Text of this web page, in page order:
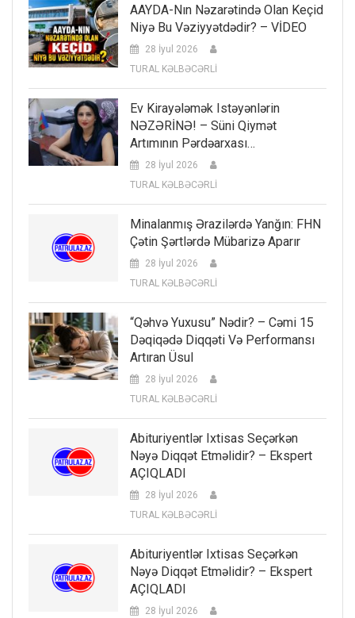
AAYDA-Nın Nəzarətində Olan Keçid
Niyə Bu Vəziyyətdədir? – VİDEO
28 İyul 2026
TURAL KƏLBƏCƏRLİ
Ev Kirayələmək Istəyənlərin
NƏZƏRİNƏ! – Süni Qiymət
Artımının Pərdəarxası…
28 İyul 2026
TURAL KƏLBƏCƏRLİ
Minalanmış Ərazilərdə Yanğın: FHN
Çətin Şərtlərdə Mübarizə Aparır
28 İyul 2026
TURAL KƏLBƏCƏRLİ
“Qəhvə Yuxusu” Nədir? – Cəmi 15
Dəqiqədə Diqqəti Və Performansı
Artıran Üsul
28 İyul 2026
TURAL KƏLBƏCƏRLİ
Abituriyentlər Ixtisas Seçərkən
Nəyə Diqqət Etməlidir? – Ekspert
AÇIQLADI
28 İyul 2026
TURAL KƏLBƏCƏRLİ
Abituriyentlər Ixtisas Seçərkən
Nəyə Diqqət Etməlidir? – Ekspert
AÇIQLADI
28 İyul 2026